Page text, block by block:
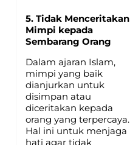
5. Tidak Menceritakan
Mimpi kepada
Sembarang Orang
Dalam ajaran Islam,
mimpi yang baik
dianjurkan untuk
disimpan atau
diceritakan kepada
orang yang terpercaya.
Hal ini untuk menjaga
hati agar tidak